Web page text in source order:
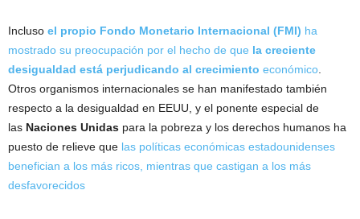
Incluso el propio Fondo Monetario Internacional (FMI) ha
mostrado su preocupación por el hecho de que la creciente
desigualdad está perjudicando al crecimiento económico
Otros organismos internacionales se han manifestado también
respecto a la desigualdad en EEUU, y el ponente especial de
las Naciones Unidas para la pobreza y los derechos humanos ha
puesto de relieve que las políticas económicas estadounidenses
benefician a los más ricos, mientras que castigan a los más
desfavorecidos